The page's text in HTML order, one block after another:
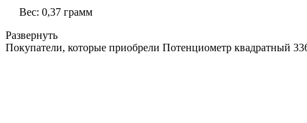
Вес: 0,37 грамм
Развернуть
Покупатели, которые приобрели Потенциометр квадратный